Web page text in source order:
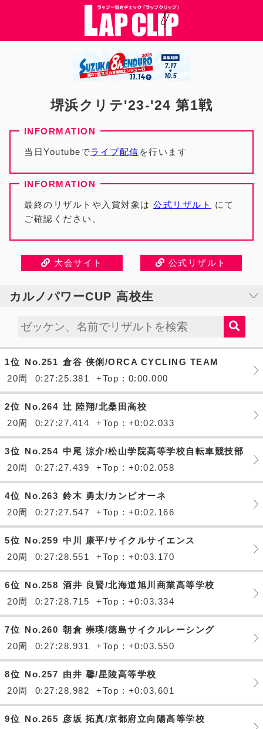
堺浜クリテ'23-'24 第1戦
当日Youtubeでライブ配信 を行います
最終のリザルトや入賞対象は 公式リザルト
にて
ご確認ください。
大会サイト 公式リザルト
カルノパワーCUP 高校生
1位 No.251 倉谷 侠俐/ORCA CYCLING TEAM
20周
0:27:25.381 +Top : 0:00.000
2位 No.264 辻 陸翔/北桑田高校
20周
0:27:27.414 +Top : +0:02.033
3位 No.254 中尾 涼介/松山学院高等学校自転車競技部
20周
0:27:27.439 +Top : +0:02.058
4位 No.263 鈴木 勇太/カンピオーネ
20周
0:27:27.547 +Top : +0:02.166
5位 No.259 中川 康平/サイクルサイエンス
20周
0:27:28.551 +Top : +0:03.170
6位 No.258 酒井 良賢/北海道旭川商業高等学校
20周
0:27:28.715 +Top : +0:03.334
7位 No.260 朝倉 崇瑛/徳島サイクルレーシング
20周
0:27:28.931 +Top : +0:03.550
8位 No.257 由井 馨/星陵高等学校
20周
0:27:28.982 +Top : +0:03.601
9位 No.265 彦坂 拓真/京都府立向陽高等学校